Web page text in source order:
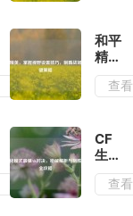
高效
管理
数据
及解
取问
题
和平
精
英，
掌握
技
巧，
战场
的关
查看
CF
生化
模式
最强
查看